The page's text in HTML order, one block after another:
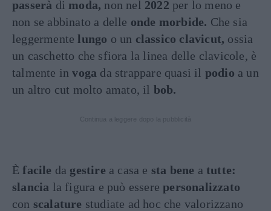
passerà di moda, non nel 2022 per lo meno e
non se abbinato a delle onde morbide. Che sia
leggermente lungo o un classico clavicut, ossia
un caschetto che sfiora la linea delle clavicole, è
talmente invoga da strappare quasi il podio a un
un altro cut molto amato, il bob.
Èfacile da gestire a casa e sta bene atutte:
slancia la figura e può esserepersonalizzato
con scalature studiate ad hoc che valorizzano